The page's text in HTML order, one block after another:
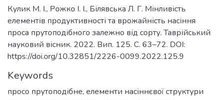
Кулик М. І., Рожко І. І., Білявська Л. Г. Мінливість
елементів продуктивності та врожайність насіння
проса прутоподібного залежно від сорту. Таврійський
науковий вісник. 2022. Вип. 125. C. 63–72. DOI:
https://doi.org/10.32851/2226-0099.2022.125.9
Keywords
просо прутоподібне, елементи насіннєвої структури